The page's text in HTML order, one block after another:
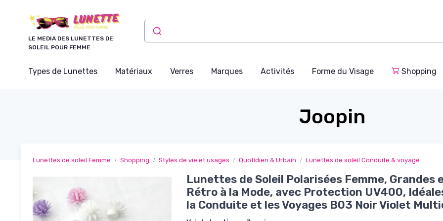
LE MEDIA DES LUNETTES DE
SOLEIL POUR FEMME
Types de Lunettes Matériaux Verres Marques Activités Forme du Visage Shopping
Joopin
Lunettes de soleil Femme Shopping Styles de vie et usages Quotidien & Urbain Lunettes de soleil Conduite & voyage
Lunettes de Soleil Polarisées Femme, Grandes
Rétro à la Mode, avec Protection UV400,
la Conduite et les Voyages B03 Noir Violet